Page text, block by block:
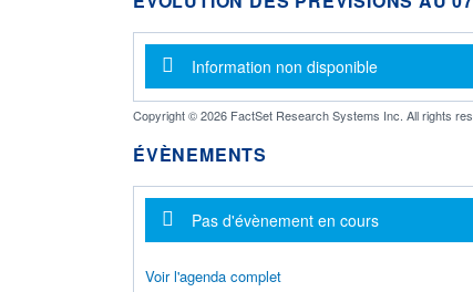
Message d'information
Information non disponible
Copyright © 2026 FactSet Research Systems Inc. All rights
ÉVÈNEMENTS
Message d'information
Pas d'évènement en cours
Voir l'agenda complet